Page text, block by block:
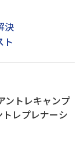
決
ト
ントレキャンプ
レプレナーシ